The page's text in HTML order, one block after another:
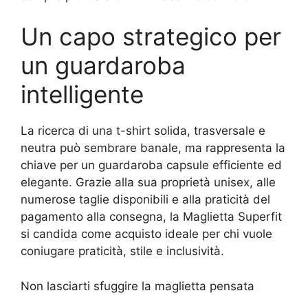
Un capo strategico per
un guardaroba
intelligente
La ricerca di una t-shirt solida, trasversale e
neutra può sembrare banale, ma rappresenta la
chiave per un guardaroba capsule efficiente ed
elegante. Grazie alla sua proprietà unisex, alle
numerose taglie disponibili e alla praticità del
pagamento alla consegna, la Maglietta Superfit
si candida come acquisto ideale per chi vuole
coniugare praticità, stile e inclusività.
Non lasciarti sfuggire la maglietta pensata